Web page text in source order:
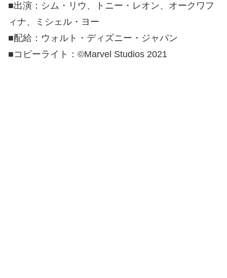
■出演：シム・リウ、トニー・レオン、オークワフ
ィナ、ミシェル・ヨー
■配給：ウォルト・ディズニー・ジャパン
■コピーライト：©Marvel Studios 2021